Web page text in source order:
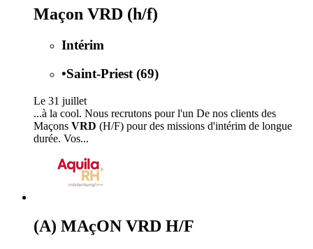
Maçon VRD (h/f)
Intérim
•Saint-Priest (69)
Le 31 juillet
...à la cool. Nous recrutons pour l'un De nos clients des
Maçons VRD (H/F) pour des missions d'intérim de longue
durée. Vos...
(A) MAçON VRD H/F